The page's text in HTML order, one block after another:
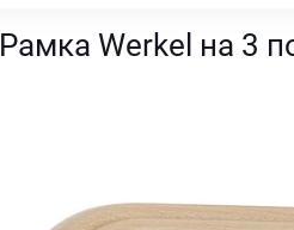
Рамка Werkel на 3